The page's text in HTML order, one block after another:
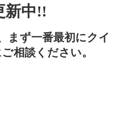
新中!!
まず一番最初にクイ
相談ください。